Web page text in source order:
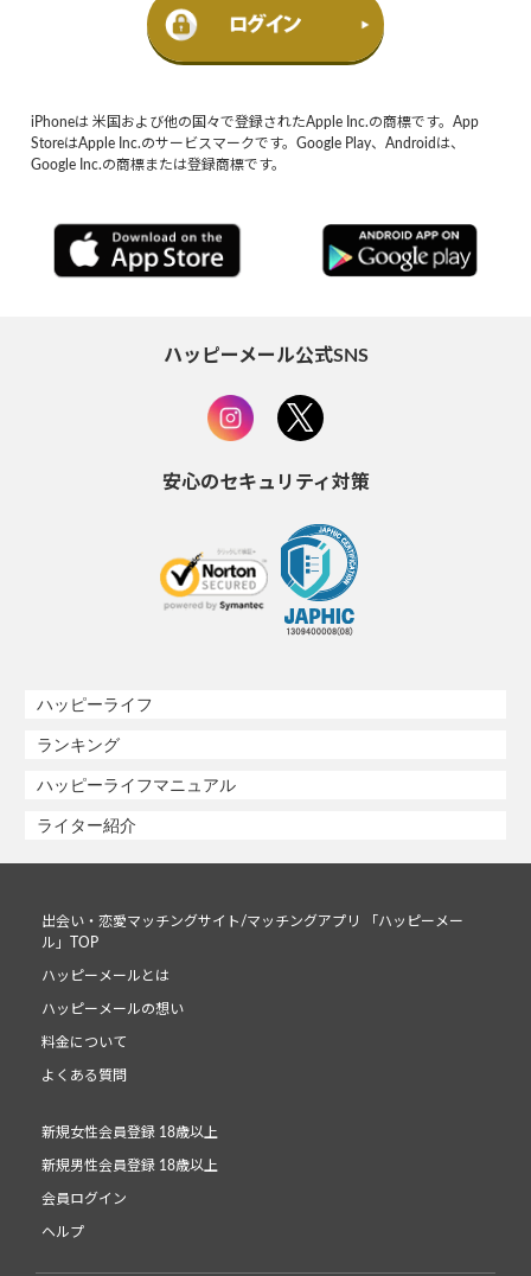
iPhoneは 米国および他の国々で登録されたApple Inc.の商標です。App
StoreはApple Inc.のサービスマークです。Google Play、Androidは、
Google Inc.の商標または登録商標です。
ハッピーメール公式SNS
安心のセキュリティ対策
ハッピーライフ
ランキング
ハッピーライフマニュアル
ライター紹介
出会い・恋愛マッチングサイト/マッチングアプリ 「ハッピーメー
ル」TOP
ハッピーメールとは
ハッピーメールの想い
料金について
よくある質問
新規女性会員登録 18歳以上
新規男性会員登録 18歳以上
会員ログイン
ヘルプ